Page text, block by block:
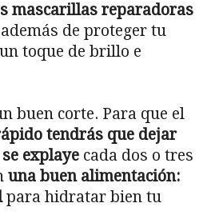
mascarillas reparadoras
de proteger tu
toque de brillo e
buen corte. Para que el
tendrás que dejar
explaye cada dos o tres
una buen alimentación:
para hidratar bien tu